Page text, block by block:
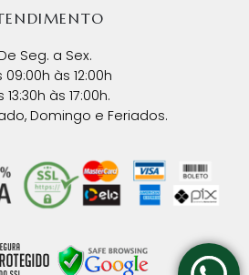
De Seg. a Sex.
09:00h às 12:00h
13:30h às 17:00h.
Domingo e Feriados.